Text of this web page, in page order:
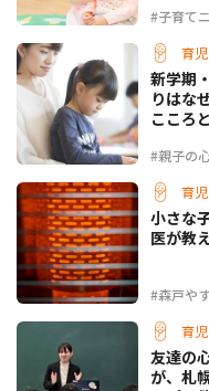
#子育て
育児
#親子の
新学期
りはな
こころ
育児
#森戸や
小さな
医が教
育児
友達の
が、札